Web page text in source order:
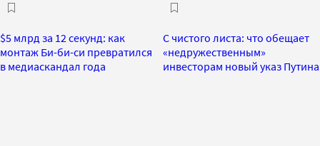
$5 млрд за 12 секунд: как
монтаж Би-би-си превратился
в медиаскандал года
С чистого листа: что обещает
«недружественным»
инвесторам новый указ Путина